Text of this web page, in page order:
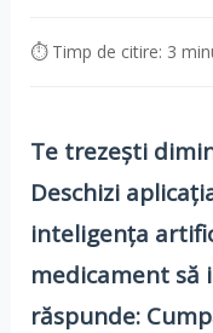
⏱ Timp de citire: 3
Te trezești
Deschizi
inteligența
medicament să
răspunde: